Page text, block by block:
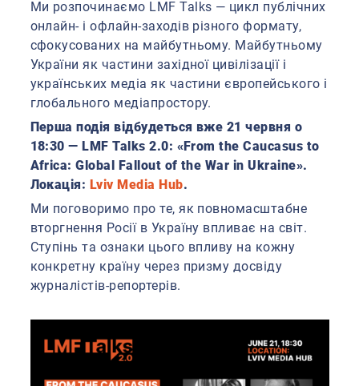
Ми розпочинаємо LMF Talks — цикл публічних
онлайн- і офлайн-заходів різного формату,
сфокусованих на майбутньому. Майбутньому
України як частини західної цивілізації і
українських медіа як частини європейського і
глобального медіапростору.
Перша подія відбудеться вже 21 червня о
18:30 — LMF Talks 2.0: «From the Caucasus to
Africa: Global Fallout of the War in Ukraine».
Локація: Lviv Media Hub.
Ми поговоримо про те, як повномасштабне
вторгнення Росії в Україну впливає на світ.
Ступінь та ознаки цього впливу на кожну
конкретну країну через призму досвіду
журналістів-репортерів.